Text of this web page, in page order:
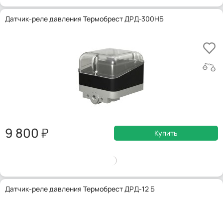
Датчик-реле давления Термобрест ДРД-300НБ
9 800 Купить
Датчик-реле давления Термобрест ДРД-12 Б